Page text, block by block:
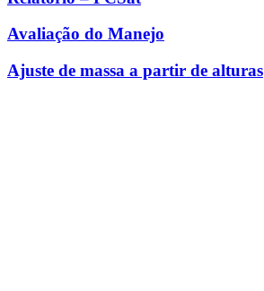
Avaliação do Manejo
Ajuste de massa a partir de alturas